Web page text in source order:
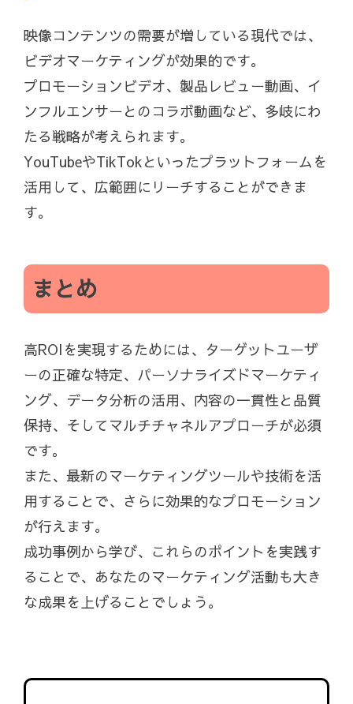
映像コンテンツの需要が増している現代では、
ビデオマーケティングが効果的です。
プロモーションビデオ、製品レビュー動画、イ
ンフルエンサーとのコラボ動画など、多岐にわ
たる戦略が考えられます。
YouTubeやTikTokといったプラットフォームを
活用して、広範囲にリーチすることができま
す。
まとめ
高ROIを実現するためには、ターゲットユーザ
ーの正確な特定、パーソナライズドマーケティ
ング、データ分析の活用、内容の一貫性と品質
保持、そしてマルチチャネルアプローチが必須
です。
また、最新のマーケティングツールや技術を活
用することで、さらに効果的なプロモーション
が行えます。
成功事例から学び、これらのポイントを実践す
ることで、あなたのマーケティング活動も大き
な成果を上げることでしょう。